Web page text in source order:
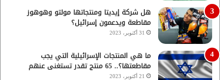
هل شركة إيديتا ومنتجاتها مولتو وهوهوز
مقاطعة ويدعمون إسرائيل؟
31 أكتوبر، 2023
ما هي المنتجات الإسرائيلية التي يجب
مقاطعتها؟.. 65 منتج تقدر تستغنى عنهم
21 أكتوبر، 2023